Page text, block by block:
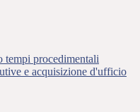
tempi procedimentali
e acquisizione d'ufficio